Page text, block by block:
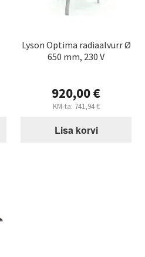
Lyson Optima radiaalvurr Ø
650 mm, 230 V
920,00€
KM-ta: 741,94€
Lisa korvi